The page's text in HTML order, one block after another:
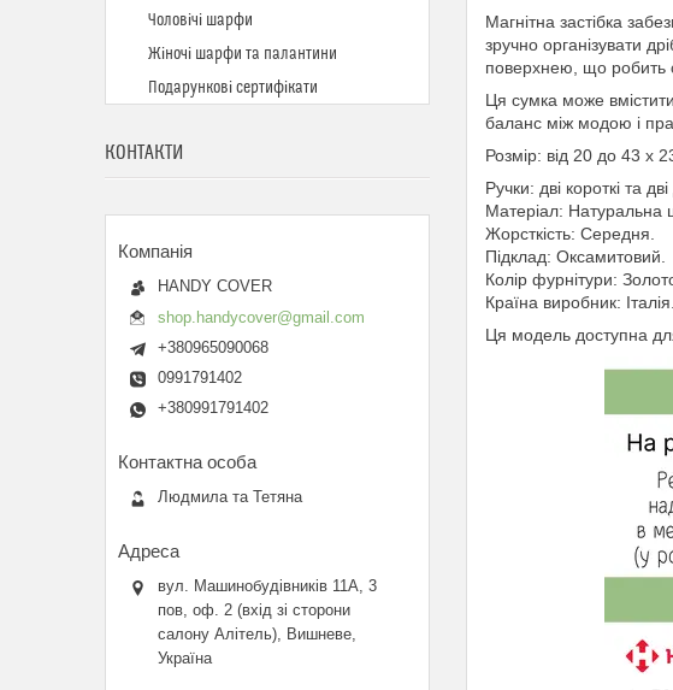
Магнітна застібка
зручно організувати
поверхнею, що робить
Ця сумка може
баланс між модою і
Розмір: від 20 до 43 x
Ручки: дві короткі та дві
Матеріал: Натуральна
Жорсткість: Середня.
Підклад: Оксамитовий.
Колір фурнітури:
Країна виробник: Італія.
Ця модель доступна
Чоловічі шарфи
Жіночі шарфи та палантини
Подарункові сертифікати
КОНТАКТИ
HANDY COVER
shop.handycover@gmail.com
+380965090068
0991791402
+380991791402
Людмила та Тетяна
вул. Машинобудівників 11А, 3
пов, оф. 2 (вхід зі сторони
салону Алітель), Вишневе,
Україна